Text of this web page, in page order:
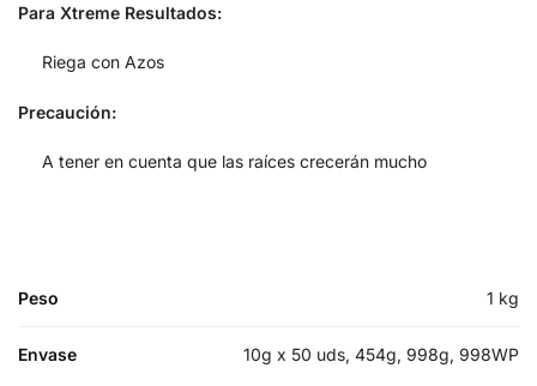
Para Xtreme Resultados:
Riega con Azos
Precaución:
A tener en cuenta que las raíces crecerán mucho
Peso 1 kg
Envase 10g x 50 uds, 454g, 998g, 998WP